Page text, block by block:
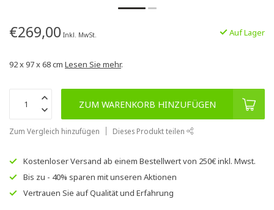
€269,00 Inkl. MwSt. Auf Lager
92 x 97 x 68 cm Lesen Sie mehr.
ZUM WARENKORB HINZUFÜGEN
Zum Vergleich hinzufügen Dieses Produkt teilen
Kostenloser Versand ab einem Bestellwert von 250€inkl. Mwst.
Bis zu - 40% sparen mit unseren Aktionen
Vertrauen Sie aufQualität und Erfahrung